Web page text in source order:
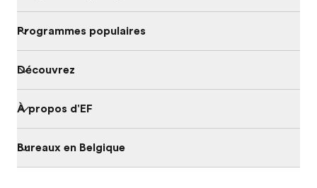
Programmes populaires
Découvrez
À propos d'EF
Bureaux en Belgique